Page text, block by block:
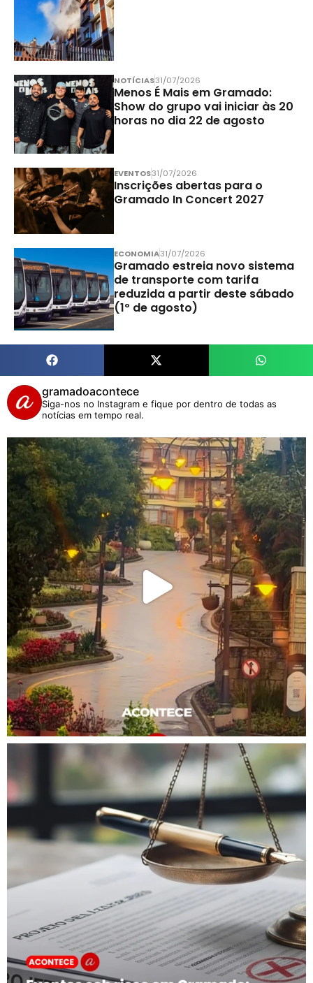
NOTÍCIAS31/07/2026
Menos É Mais em Gramado:
Show do grupo vai iniciar às 20
horas no dia 22 de agosto
EVENTOS31/07/2026
Inscrições abertas para o
Gramado In Concert 2027
ECONOMIA31/07/2026
Gramado estreia novo sistema
de transporte com tarifa
reduzida a partir deste sábado
(1º de agosto)
gramadoacontece
Siga-nos no Instagram e fique por dentro de todas as
notícias em tempo real.